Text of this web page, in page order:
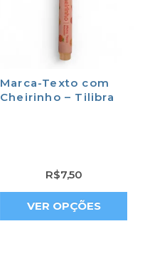
Marca-Texto com
Cheirinho – Tilibra
R$7,50
VER OPÇÕES